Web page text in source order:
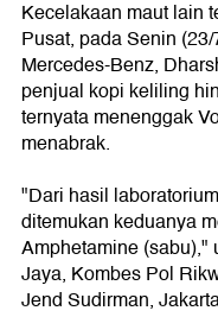
Kecelakaan maut lain
Pusat, pada Senin
Mercedes-Benz,
penjual kopi keliling
ternyata menenggak
menabrak.
"Dari hasil
ditemukan keduanya
Amphetamine
Jaya, Kombes Pol
Jend Sudirman,